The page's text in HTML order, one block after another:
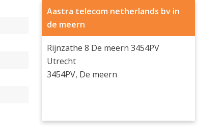
Aastra telecom netherlands bv in
de meern
Rijnzathe 8 De meern 3454PV
Utrecht
3454PV, De meern